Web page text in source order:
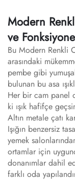
Modern
ve
Bu Modern Renkli
arasındaki
pembe gibi
bulunan bu asa
Her bir cam panel
ki ışık hafifçe
Altın metale çatı
Işığın benzersiz
yemek
ortamlar için
donanımlar dahil
farklı oda